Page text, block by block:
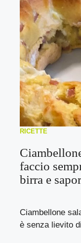
RICETTE
faccio
birra e
Ciambellone
è senza lievito